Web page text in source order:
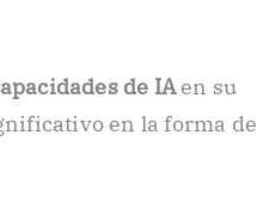
de IAen su
en la forma de